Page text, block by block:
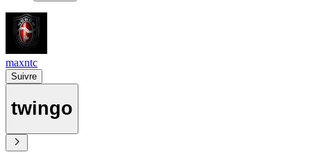
maxntc
Suivre
twingo